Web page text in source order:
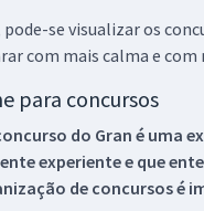
se visualizar os
com mais calma e
para concursos
do Gran é uma
experiente e que
de concursos é